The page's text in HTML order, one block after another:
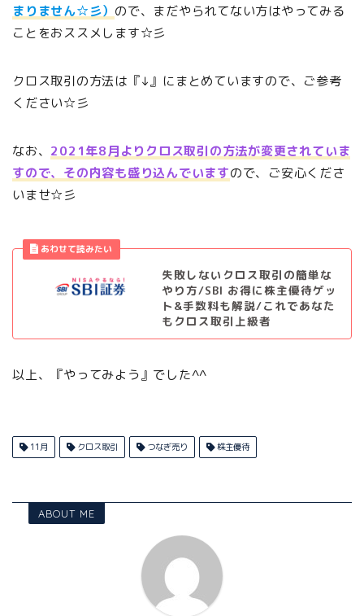
まりません☆彡） ので、まだやられてない方はやってみる
ことをおススメします☆彡
クロス取引の方法は『↓』にまとめていますので、ご参考
ください☆彡
なお、 2021年8月よりクロス取引の方法が変更されていま
すので、その内容も盛り込んでいますので、ご安心くださ
いませ☆彡
失敗しないクロス取引の簡単な
やり方/SBI お得に株主優待ゲッ
ト&手数料も解説/これであなた
もクロス取引上級者
以上、『やってみよう』でした^^
11月 クロス取引 つなぎ売り 株主優待
ABOUT ME